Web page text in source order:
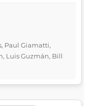
Paul Giamatti,
Luis Guzmán, Bill